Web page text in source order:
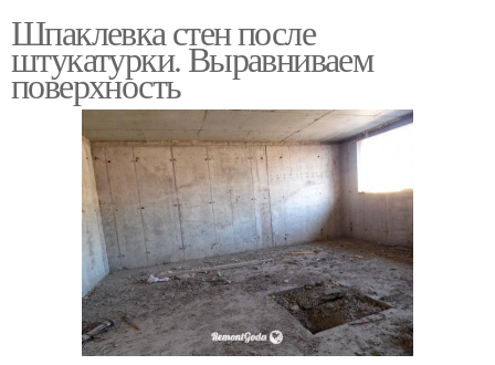
Шпаклевка стен после
штукатурки. Выравниваем
поверхность